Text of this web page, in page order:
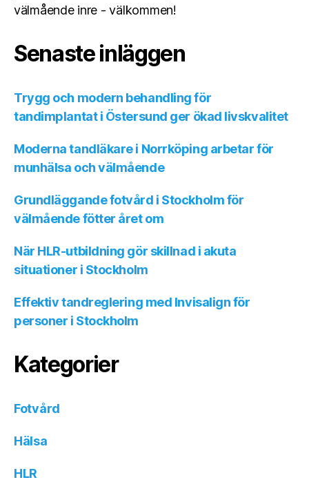
välmående inre - välkommen!
Senaste inläggen
Trygg och modern behandling för
tandimplantat i Östersund ger ökad livskvalitet
Moderna tandläkare i Norrköping arbetar för
munhälsa och välmående
Grundläggande fotvård i Stockholm för
välmående fötter året om
När HLR-utbildning gör skillnad i akuta
situationer i Stockholm
Effektiv tandreglering med Invisalign för
personer i Stockholm
Kategorier
Fotvård
Hälsa
HLR